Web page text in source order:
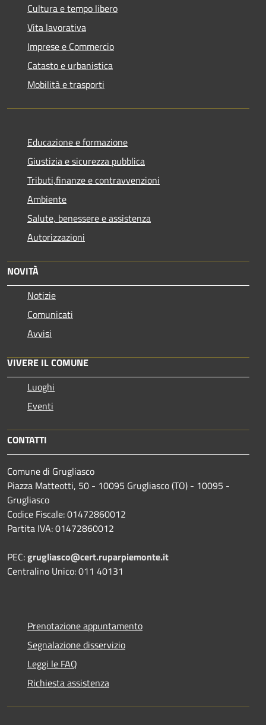
Cultura e tempo libero
Vita lavorativa
Imprese e Commercio
Catasto e urbanistica
Mobilità e trasporti
Educazione e formazione
Giustizia e sicurezza pubblica
Tributi,finanze e contravvenzioni
Ambiente
Salute, benessere e assistenza
Autorizzazioni
NOVITÀ
Notizie
Comunicati
Avvisi
VIVERE IL COMUNE
Luoghi
Eventi
CONTATTI
Comune di Grugliasco
Piazza Matteotti, 50 - 10095 Grugliasco (TO) - 10095 -
Grugliasco
Codice Fiscale: 01472860012
Partita IVA: 01472860012
PEC:grugliasco@cert.ruparpiemonte.it
Centralino Unico: 011 40131
Prenotazione appuntamento
Segnalazione disservizio
Leggi le FAQ
Richiesta assistenza